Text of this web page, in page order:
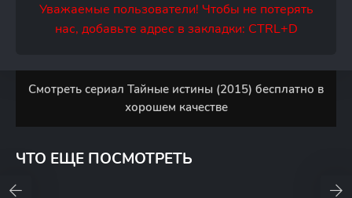
Уважаемые пользователи! Чтобы не потерять
нас, добавьте адрес в закладки: CTRL+D
Смотреть сериал Тайные истины (2015) бесплатно в
хорошем качестве
ЧТО ЕЩЕ ПОСМОТРЕТЬ